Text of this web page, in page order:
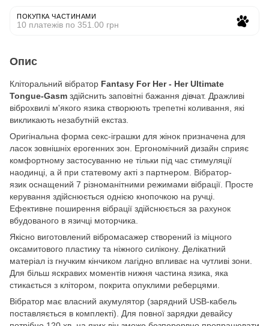
ПОКУПКА ЧАСТИНАМИ
10 платежів по 351.00 грн
Опис
Кліторальний вібратор Fantasy For Her - Her Ultimate
Tongue-Gasm здійснить заповітні бажання дівчат. Дражливі
віброхвилі м'якого язика створюють трепетні коливання, які
викликають незабутній екстаз.
Оригінальна форма секс-іграшки для жінок призначена для
ласок зовнішніх ерогенних зон. Ергономічний дизайн сприяє
комфортному застосуванню не тільки під час стимуляції
наодинці, а й при статевому акті з партнером. Вібратор-
язик оснащений 7 різноманітними режимами вібрації. Просте
керування здійснюється однією кнопочкою на ручці.
Ефективне поширення вібрації здійснюється за рахунок
вбудованого в язичці моторчика.
Якісно виготовлений вібромасажер створений із міцного
оксамитового пластику та ніжного силікону. Делікатний
матеріал із гнучким кінчиком лагідно впливає на чутливі зони.
Для більш яскравих моментів нижня частина язика, яка
стикається з клітором, покрита опуклими реберцями.
Вібратор має власний акумулятор (зарядний USB-кабель
поставляється в комплекті). Для повної зарядки девайсу